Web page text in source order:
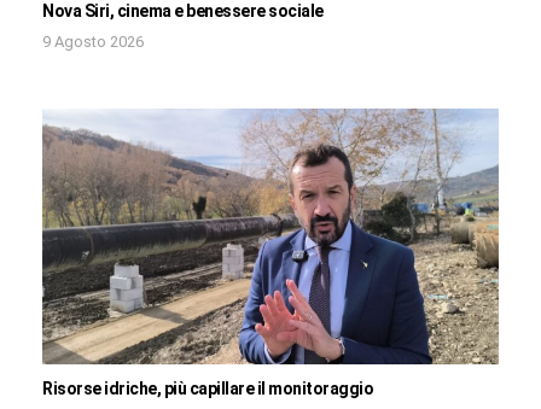
Nova Siri, cinema e benessere sociale
9 Agosto 2026
Risorse idriche, più capillare il monitoraggio